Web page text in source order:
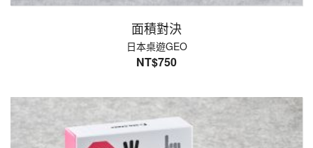
面積對決
日本桌遊GEO
NT$750